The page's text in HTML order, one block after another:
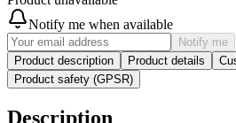
Notify me when available
Notify me
Product description
Product details
Product safety (GPSR)
Description